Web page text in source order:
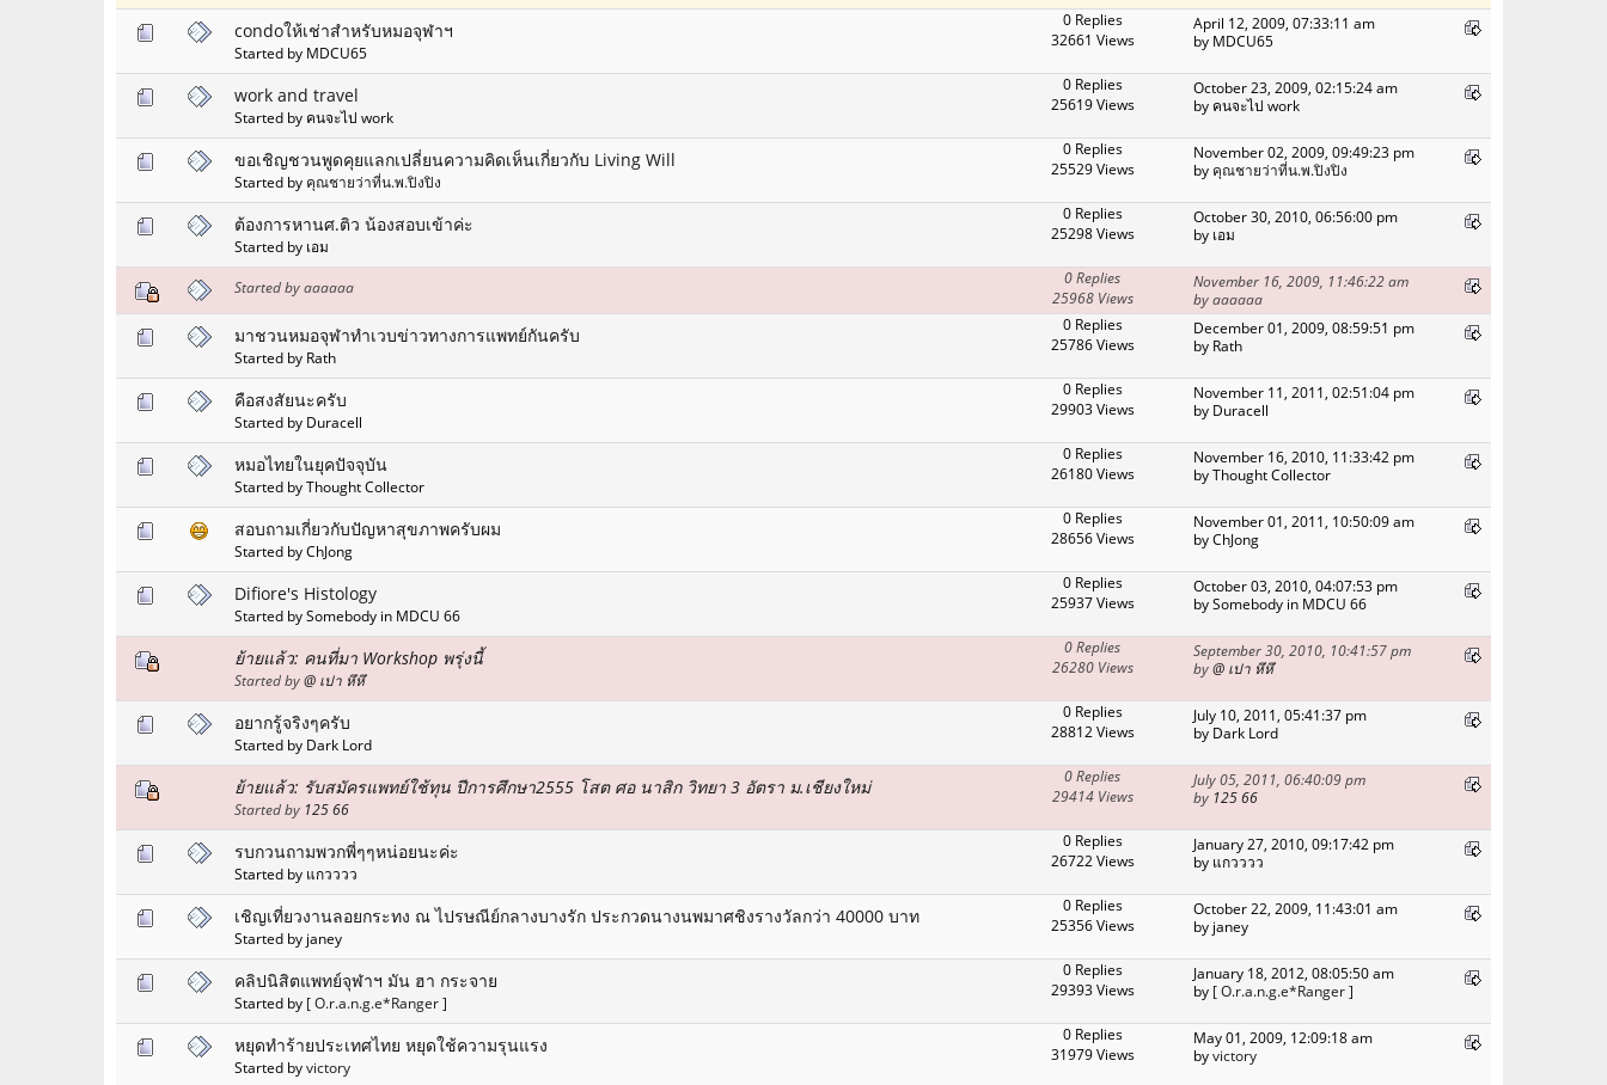
condoให้เช่าสำหรับหมอจุฬาฯ
Started by MDCU65
0 Replies
32661 Views
April 12, 2009, 07:33:11 am
by MDCU65
work and travel
Started by คนจะไป work
0 Replies
25619 Views
October 23, 2009, 02:15:24 am
by คนจะไป work
ขอเชิญชวนพูดคุยแลกเปลี่ยนความคิดเห็นเกี่ยวกับ Living Will
Started by คุณชายว่าที่น.พ.ปิงปิง
0 Replies
25529 Views
November 02, 2009, 09:49:23 pm
by คุณชายว่าที่น.พ.ปิงปิง
ต้องการหานศ.ติว น้องสอบเข้าค่ะ
Started by เอม
0 Replies
25298 Views
October 30, 2010, 06:56:00 pm
by เอม
Started by aaaaaa
0 Replies
25968 Views
November 16, 2009, 11:46:22 am
by aaaaaa
มาชวนหมอจุฬาทำเวบข่าวทางการแพทย์กันครับ
Started by Rath
0 Replies
25786 Views
December 01, 2009, 08:59:51 pm
by Rath
คือสงสัยนะครับ
Started by Duracell
0 Replies
29903 Views
November 11, 2011, 02:51:04 pm
by Duracell
หมอไทยในยุคปัจจุบัน
Started by Thought Collector
0 Replies
26180 Views
November 16, 2010, 11:33:42 pm
by Thought Collector
สอบถามเกี่ยวกับปัญหาสุขภาพครับผม
Started by ChJong
0 Replies
28656 Views
November 01, 2011, 10:50:09 am
by ChJong
Difiore's Histology
Started by Somebody in MDCU 66
0 Replies
25937 Views
October 03, 2010, 04:07:53 pm
by Somebody in MDCU 66
ย้ายแล้ว: คนที่มา Workshop พรุ่งนี้
Started by@ เปา หึหึ
0 Replies
26280 Views
September 30, 2010, 10:41:57 pm
by@ เปา หึหึ
อยากรู้จริงๆครับ
Started by Dark Lord
0 Replies
28812 Views
July 10, 2011, 05:41:37 pm
by Dark Lord
ย้ายแล้ว: รับสมัครแพทย์ใช้ทุน ปีการศึกษา2555 โสต ศอ นาสิก วิทยา 3 อัตรา ม.เชียงใหม่
Started by 125 66
0 Replies
29414 Views
July 05, 2011, 06:40:09 pm
by 125 66
รบกวนถามพวกพี่ๆๆหน่อยนะค่ะ
Started by แกวววว
0 Replies
26722 Views
January 27, 2010, 09:17:42 pm
by แกวววว
เชิญเที่ยวงานลอยกระทง ณ ไปรษณีย์กลางบางรัก ประกวดนางนพมาศชิงรางวัลกว่า 40000 บาท
Started by janey
0 Replies
25356 Views
October 22, 2009, 11:43:01 am
by janey
คลิปนิสิตแพทย์จุฬาฯ มัน ฮา กระจาย
Started by [ O.r.a.n.g.e*Ranger ]
0 Replies
29393 Views
January 18, 2012, 08:05:50 am
by [ O.r.a.n.g.e*Ranger ]
หยุดทำร้ายประเทศไทย หยุดใช้ความรุนแรง
Started byvictory
0 Replies
31979 Views
May 01, 2009, 12:09:18 am
byvictory